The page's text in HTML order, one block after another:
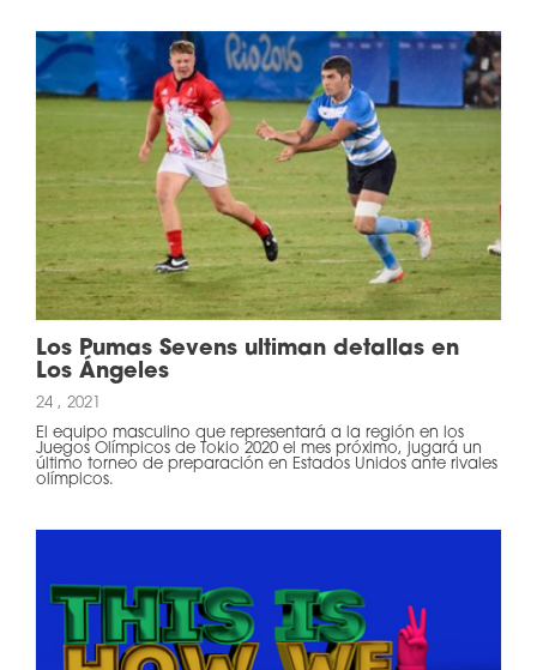
Los Pumas Sevens ultiman detallas en
Los Ángeles
24 , 2021
El equipo masculino que representará a la región en los
Juegos Olímpicos de Tokio 2020 el mes próximo, jugará un
último torneo de preparación en Estados Unidos ante rivales
olímpicos.